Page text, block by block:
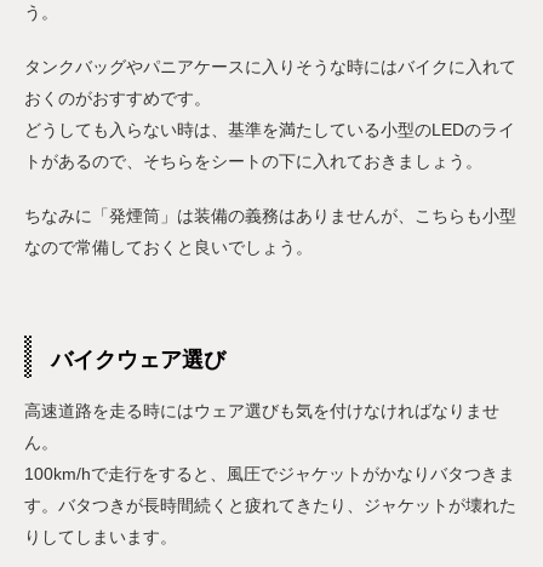
う。
タンクバッグやパニアケースに入りそうな時にはバイクに入れて
おくのがおすすめです。
どうしても入らない時は、基準を満たしている小型のLEDのライ
トがあるので、そちらをシートの下に入れておきましょう。
ちなみに「発煙筒」は装備の義務はありませんが、こちらも小型
なので常備しておくと良いでしょう。
バイクウェア選び
高速道路を走る時にはウェア選びも気を付けなければなりませ
ん。
100km/hで走行をすると、風圧でジャケットがかなりバタつきま
す。バタつきが長時間続くと疲れてきたり、ジャケットが壊れた
りしてしまいます。